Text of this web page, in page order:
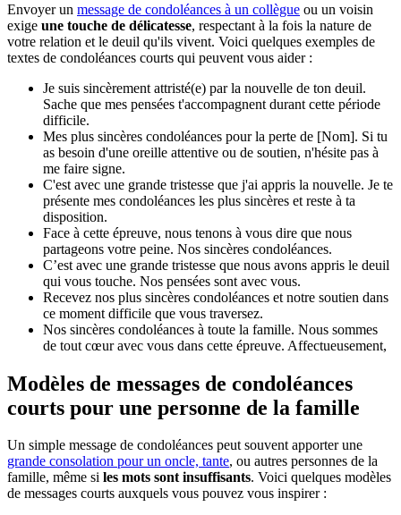
Envoyer un message de condoléances à un collègue ou un voisin
exige une touche de délicatesse, respectant à la fois la nature de
votre relation et le deuil qu'ils vivent. Voici quelques exemples de
textes de condoléances courts qui peuvent vous aider :
Je suis sincèrement attristé(e) par la nouvelle de ton deuil.
Sache que mes pensées t'accompagnent durant cette période
difficile.
Mes plus sincères condoléances pour la perte de [Nom]. Si tu
as besoin d'une oreille attentive ou de soutien, n'hésite pas à
me faire signe.
C'est avec une grande tristesse que j'ai appris la nouvelle. Je te
présente mes condoléances les plus sincères et reste à ta
disposition.
Face à cette épreuve, nous tenons à vous dire que nous
partageons votre peine. Nos sincères condoléances.
C’est avec une grande tristesse que nous avons appris le deuil
qui vous touche. Nos pensées sont avec vous.
Recevez nos plus sincères condoléances et notre soutien dans
ce moment difficile que vous traversez.
Nos sincères condoléances à toute la famille. Nous sommes
de tout cœur avec vous dans cette épreuve. Affectueusement,
Modèles de messages de condoléances
courts pour une personne de la famille
Un simple message de condoléances peut souvent apporter une
grande consolation pour un oncle, tante, ou autres personnes de la
famille, même si les mots sont insuffisants. Voici quelques modèles
de messages courts auxquels vous pouvez vous inspirer :